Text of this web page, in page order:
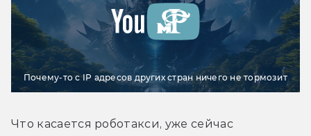
Почему-то с IP адресов других стран ничего не тормозит
Что касается роботакси, уже сейчас